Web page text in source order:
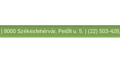
| 8000 Székesfehérvár, Petőfi u. 5. | (22) 503-